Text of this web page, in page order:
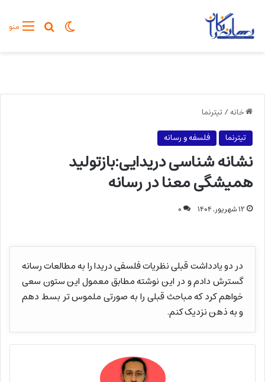
منوجستجو
تغییر پوسته
خانه/تیترنما
تیترنما
فلسفه و رسانه
نشانه شناسی دریدایی:بازتولید
همیشگی معنا در رسانه
۱۲ شهریور, ۱۴۰۴ ۰
در دو یادداشت قبلی نظریات فلسفی دریدا را به مطالعات رسانه
گسترش دادم و در این نوشته مطابق معمول این ستون سعی
خواهم کرد که مباحث قبلی را به صورتی ملموس تر بسط دهم
و به ذهن نزدیک کنم.